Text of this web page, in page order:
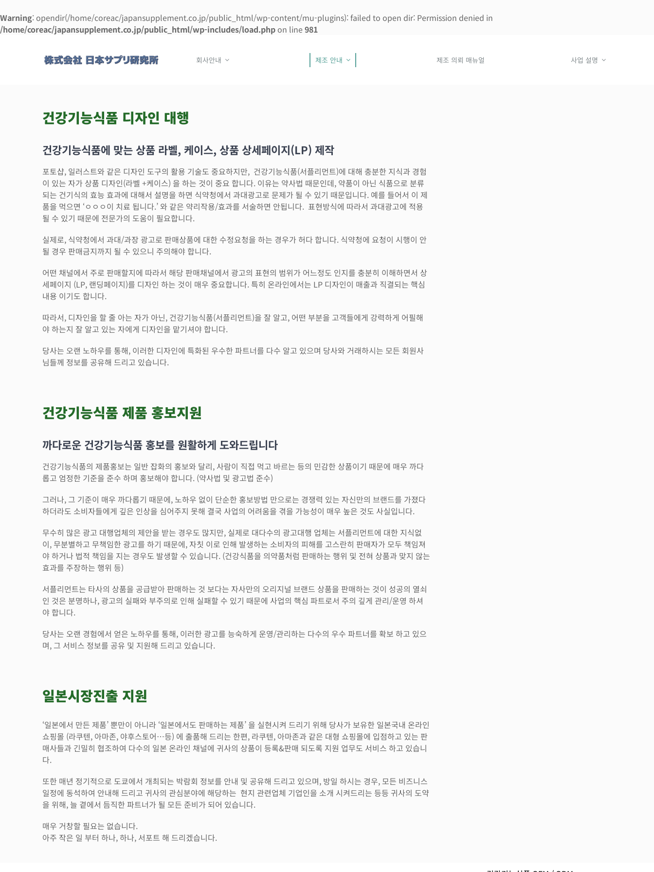
Warning: opendir(/home/coreac/japansupplement.co.jp/public_html/wp-content/mu-plugins): failed to open dir: Permission denied in
/home/coreac/japansupplement.co.jp/public_html/wp-includes/load.php on line981
회사안내 제조 안내 제조 의뢰 매뉴얼 사업 설명
건강기능식품 디자인 대행
건강기능식품에 맞는 상품 라벨, 케이스, 상품 상세페이지(LP) 제작
포토샵, 일러스트와 같은 디자인 도구의 활용 기술도 중요하지만, 건강기능식품(서플리먼트)에 대해 충분한 지식과 경험
이 있는 자가 상품 디자인(라벨 +케이스) 을 하는 것이 중요 합니다. 이유는 약사법 때문인데, 약품이 아닌 식품으로 분류
되는 건기식의 효능 효과에 대해서 설명을 하면 식약청에서 과대광고로 문제가 될 수 있기 때문입니다. 예를 들어서 이 제
품을 먹으면 ‘ㅇㅇㅇ이 치료 됩니다.’ 와 같은 약리작용/효과를 서술하면 안됩니다. 표현방식에 따라서 과대광고에 적용
될 수 있기 때문에 전문가의 도움이 필요합니다.
실제로, 식약청에서 과대/과장 광고로 판매상품에 대한 수정요청을 하는 경우가 허다 합니다. 식약청에 요청이 시행이 안
될 경우 판매금지까지 될 수 있으니 주의해야 합니다.
어떤 채널에서 주로 판매할지에 따라서 해당 판매채널에서 광고의 표현의 범위가 어느정도 인지를 충분히 이해하면서 상
세페이지 (LP, 랜딩페이지)를 디자인 하는 것이 매우 중요합니다. 특히 온라인에서는 LP 디자인이 매출과 직결되는 핵심
내용 이기도 합니다.
따라서, 디자인을 할 줄 아는 자가 아닌, 건강기능식품(서플리먼트)을 잘 알고, 어떤 부분을 고객들에게 강력하게 어필해
야 하는지 잘 알고 있는 자에게 디자인을 맡기셔야 합니다.
당사는 오랜 노하우를 통해, 이러한 디자인에 특화된 우수한 파트너를 다수 알고 있으며 당사와 거래하시는 모든 회원사
님들께 정보를 공유해 드리고 있습니다.
건강기능식품 제품 홍보지원
까다로운 건강기능식품 홍보를 원활하게 도와드립니다
건강기능식품의 제품홍보는 일반 잡화의 홍보와 달리, 사람이 직접 먹고 바르는 등의 민감한 상품이기 때문에 매우 까다
롭고 엄정한 기준을 준수 하며 홍보해야 합니다. (약사법 및 광고법 준수)
그러나, 그 기준이 매우 까다롭기 때문에, 노하우 없이 단순한 홍보방법 만으로는 경쟁력 있는 자신만의 브랜드를 가졌다
하더라도 소비자들에게 깊은 인상을 심어주지 못해 결국 사업의 어려움을 겪을 가능성이 매우 높은 것도 사실입니다.
무수히 많은 광고 대행업체의 제안을 받는 경우도 많지만, 실제로 대다수의 광고대행 업체는 서플리먼트에 대한 지식없
이, 무분별하고 무책임한 광고를 하기 때문에, 자칫 이로 인해 발생하는 소비자의 피해를 고스란히 판매자가 모두 책임져
야 하거나 법적 책임을 지는 경우도 발생할 수 있습니다. (건강식품을 의약품처럼 판매하는 행위 및 전혀 상품과 맞지 않는
효과를 주장하는 행위 등)
서플리먼트는 타사의 상품을 공급받아 판매하는 것 보다는 자사만의 오리지널 브랜드 상품을 판매하는 것이 성공의 열쇠
인 것은 분명하나, 광고의 실패와 부주의로 인해 실패할 수 있기 때문에 사업의 핵심 파트로서 주의 깊게 관리/운영 하셔
야 합니다.
당사는 오랜 경험에서 얻은 노하우를 통해, 이러한 광고를 능숙하게 운영/관리하는 다수의 우수 파트너를 확보 하고 있으
며, 그 서비스 정보를 공유 및 지원해 드리고 있습니다.
일본시장진출 지원
‘일본에서 만든 제품’ 뿐만이 아니라 ‘일본에서도 판매하는 제품’ 을 실현시켜 드리기 위해 당사가 보유한 일본국내 온라인
쇼핑몰 (라쿠텐, 아마존, 야후스토어…등) 에 출품해 드리는 한편, 라쿠텐, 아마존과 같은 대형 쇼핑몰에 입점하고 있는 판
매사들과 긴밀히 협조하여 다수의 일본 온라인 채널에 귀사의 상품이 등록&판매 되도록 지원 업무도 서비스 하고 있습니
다.
또한 매년 정기적으로 도쿄에서 개최되는 박람회 정보를 안내 및 공유해 드리고 있으며, 방일 하시는 경우, 모든 비즈니스
일정에 동석하여 안내해 드리고 귀사의 관심분야에 해당하는 현지 관련업체 기업인을 소개 시켜드리는 등등 귀사의 도약
을 위해, 늘 곁에서 듬직한 파트너가 될 모든 준비가 되어 있습니다.
매우 거창할 필요는 없습니다.
아주 작은 일 부터 하나, 하나, 서포트 해 드리겠습니다.